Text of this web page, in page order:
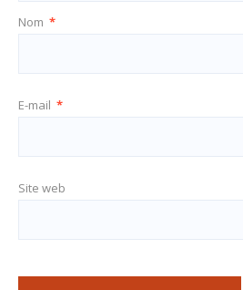
Nom *
E-mail *
Site web